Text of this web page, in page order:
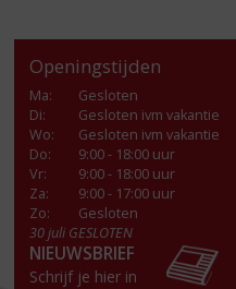
Openingstijden
Ma:
Gesloten
Di:
Gesloten ivm vakantie
Wo:
Gesloten ivm vakantie
Do:
9:00 - 18:00 uur
Vr:
9:00 - 18:00 uur
Za:
9:00 - 17:00 uur
Zo:
Gesloten
30 juli GESLOTEN
NIEUWSBRIEF
Schrijf je hier in